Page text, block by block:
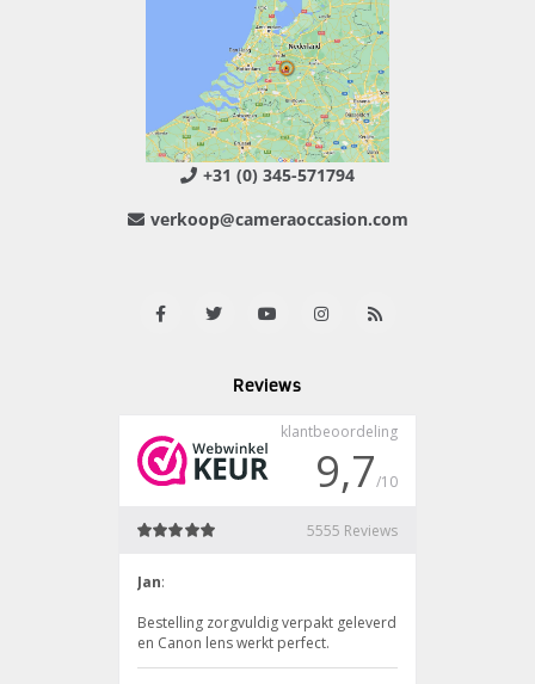
+31 (0) 345-571794
verkoop@cameraoccasion.com
Reviews